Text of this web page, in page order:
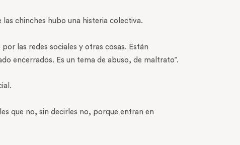
chinches hubo una histeria colectiva.
las redes sociales y otras cosas. Están
encerrados. Es un tema de abuso, de maltrato”.
que no, sin decirles no, porque entran en